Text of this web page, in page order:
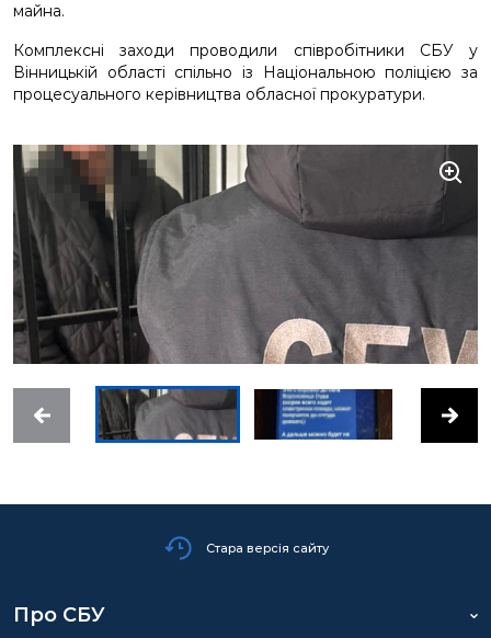
майна.
Комплексні заходи проводили співробітники СБУ у
Вінницькій області спільно із Національною поліцією за
процесуального керівництва обласної прокуратури.
Стара версія сайту
Про СБУ